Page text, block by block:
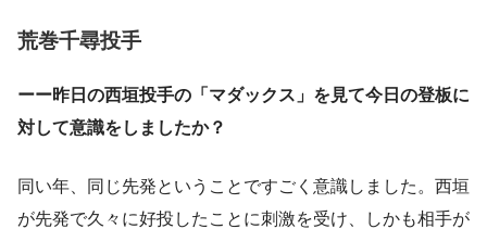
荒巻千尋投手
ーー昨日の西垣投手の「マダックス」を見て今日の登板に
対して意識をしましたか？
同い年、同じ先発ということですごく意識しました。西垣
が先発で久々に好投したことに刺激を受け、しかも相手が